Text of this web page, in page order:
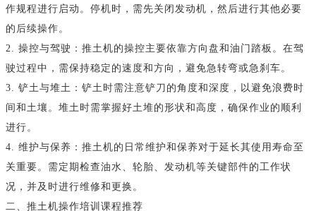
作规程进行启动。停机时，需先关闭发动机，然后进行其他必要
的后续操作。
2. 操控与驾驶：推土机的操控主要依靠方向盘和油门踏板。在驾
驶过程中，需保持稳定的速度和方向，避免急转弯或急刹车。
3. 铲土与堆土：铲土时需注意铲刀的角度和深度，以避免浪费时
间和土壤。堆土时需掌握好土堆的形状和高度，确保作业的顺利
进行。
4. 维护与保养：推土机的日常维护和保养对于延长其使用寿命至
关重要。需定期检查油水、轮胎、发动机等关键部件的工作状
况，并及时进行维修和更换。
二、推土机操作培训课程推荐